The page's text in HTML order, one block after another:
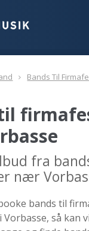
Bands Til
fra
nær
bands til
så kan